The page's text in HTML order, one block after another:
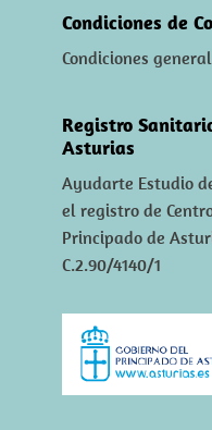
Condiciones de
Condiciones
Registro
Asturias
Ayudarte Estudio
el registro de
Principado de
C.2.90/4140/1